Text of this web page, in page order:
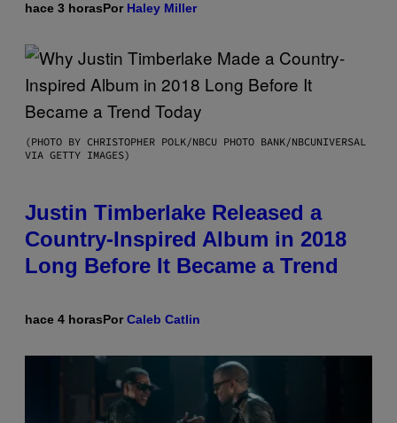
hace 3 horasPor Haley Miller
(PHOTO BY CHRISTOPHER POLK/NBCU PHOTO BANK/NBCUNIVERSAL
VIA GETTY IMAGES)
Justin Timberlake Released a
Country-Inspired Album in 2018
Long Before It Became a Trend
hace 4 horasPorCaleb Catlin